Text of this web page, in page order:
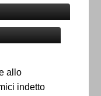
allo
indetto